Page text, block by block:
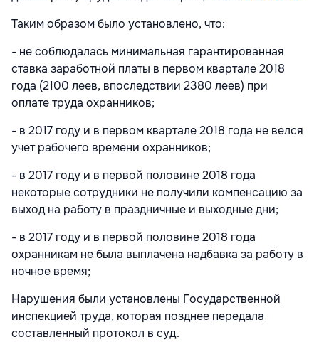
Таким образом было установлено, что:
- не соблюдалась минимальная гарантированная
ставка заработной платы в первом квартале 2018
года (2100 леев, впоследствии 2380 леев) при
оплате труда охранников;
- в 2017 году и в первом квартале 2018 года не велся
учет рабочего времени охранников;
- в 2017 году и в первой половине 2018 года
некоторые сотрудники не получили компенсацию за
выход на работу в праздничные и выходные дни;
- в 2017 году и в первой половине 2018 года
охранникам не была выплачена надбавка за работу в
ночное время;
Нарушения были установлены Государственной
инспекцией труда, которая позднее передала
составленный протокол в суд.